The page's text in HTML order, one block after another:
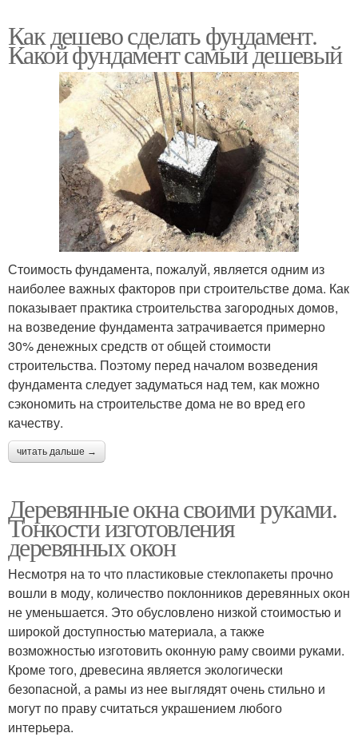
Как дешево сделать фундамент.
Какой фундамент самый дешевый
Стоимость фундамента, пожалуй, является одним из
наиболее важных факторов при строительстве дома. Как
показывает практика строительства загородных домов,
на возведение фундамента затрачивается примерно
30% денежных средств от общей стоимости
строительства. Поэтому перед началом возведения
фундамента следует задуматься над тем, как можно
сэкономить на строительстве дома не во вред его
качеству.
читать дальше →
Деревянные окна своими руками.
Тонкости изготовления
деревянных окон
Несмотря на то что пластиковые стеклопакеты прочно
вошли в моду, количество поклонников деревянных окон
не уменьшается. Это обусловлено низкой стоимостью и
широкой доступностью материала, а также
возможностью изготовить оконную раму своими руками.
Кроме того, древесина является экологически
безопасной, а рамы из нее выглядят очень стильно и
могут по праву считаться украшением любого
интерьера.